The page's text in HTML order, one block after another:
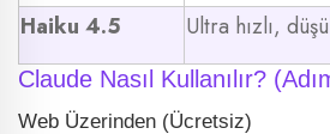
Haiku 4.5
Ultra hızlı,
Claude Nasıl Kullanılır?
Web Üzerinden (Ücretsiz)